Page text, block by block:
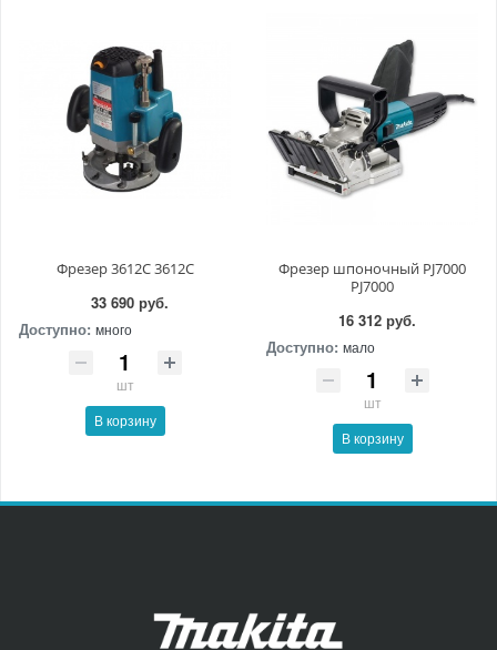
Фрезер 3612C 3612C
33 690 руб.
Доступно: много
шт
В корзину
Фрезер шпоночный PJ7000
PJ7000
16 312 руб.
Доступно: мало
шт
В корзину